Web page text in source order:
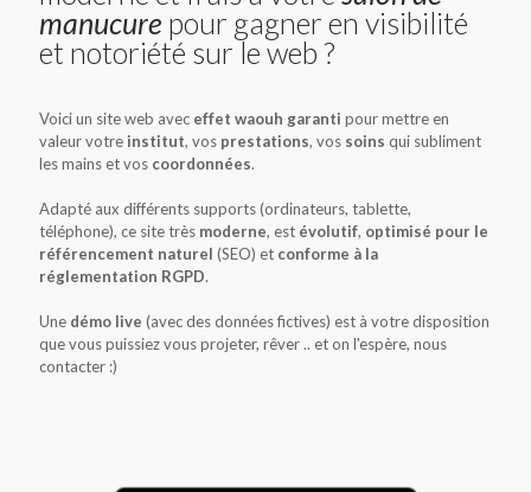
manucure pour gagner en visibilité
et notoriété sur le web ?
Voici un site web avec effet waouh garanti pour mettre en
valeur votre institut, vos prestations, vos soins qui subliment
les mains et vos coordonnées.
Adapté aux différents supports (ordinateurs, tablette,
téléphone), ce site très moderne, est évolutif, optimisé pour le
référencement naturel (SEO) et conforme à la
réglementation RGPD.
Une démo live (avec des données fictives) est à votre disposition
que vous puissiez vous projeter, rêver .. et on l'espère, nous
contacter :)